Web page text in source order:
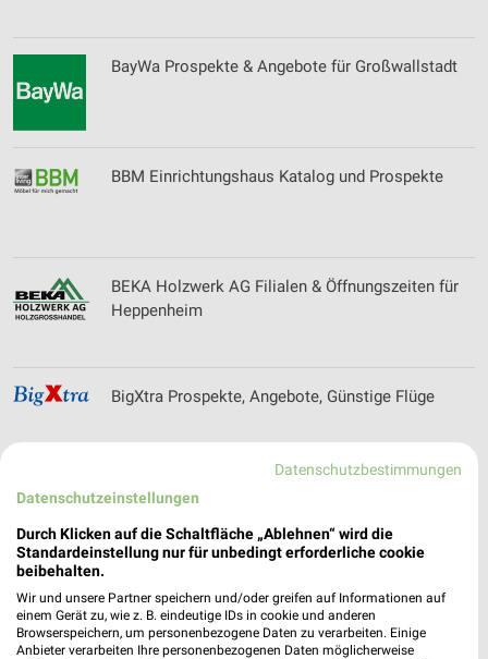
BayWa Prospekte & Angebote für Großwallstadt
BBM Einrichtungshaus Katalog und Prospekte
BEKA Holzwerk AG Filialen & Öffnungszeiten für
Heppenheim
BigXtra Prospekte, Angebote, Günstige Flüge
BioMarkt Angebote & Prospekte für Friedberg
Blume 2000 Prospekte und Angebote für Bad
Homburg
Datenschutzbestimmungen
Datenschutzeinstellungen
Durch Klicken auf die Schaltfläche „Ablehnen“ wird die
Standardeinstellung nur für unbedingt erforderliche cookie
beibehalten.
Wir und unsere Partner speichern und/oder greifen auf Informationen auf
einem Gerät zu, wie z. B. eindeutige IDs in cookie und anderen
Browserspeichern, um personenbezogene Daten zu verarbeiten. Einige
Anbieter verarbeiten Ihre personenbezogenen Daten möglicherweise